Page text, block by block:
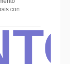
con